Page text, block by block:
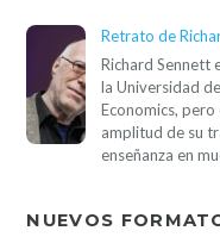
Retrato de
Richard Sennett
la Universidad
Economics,
amplitud de su
enseñanza en
NUEVOS